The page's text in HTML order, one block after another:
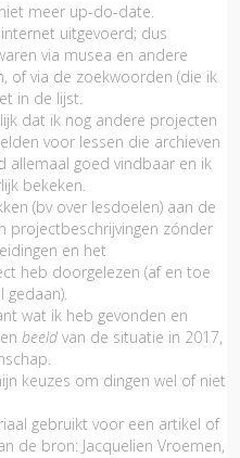
meer up-do-date.
uitgevoerd; dus
via musea en andere
of via de zoekwoorden (die ik
in de lijst.
dat ik nog andere projecten
voor lessen die archieven
allemaal goed vindbaar en ik
bekeken.
(bv over lesdoelen) aan de
projectbeschrijvingen zónder
en het
heb doorgelezen (af en toe
wat ik heb gevonden en
beeld van de situatie in 2017,
keuzes om dingen wel of niet
gebruikt voor een artikel of
de bron: Jacquelien Vroemen,